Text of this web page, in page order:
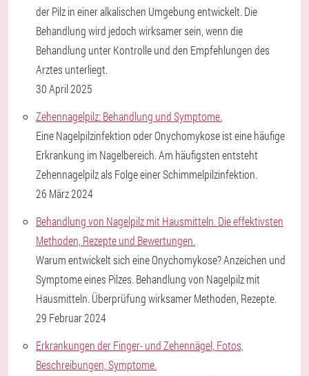
der Pilz in einer alkalischen Umgebung entwickelt. Die
Behandlung wird jedoch wirksamer sein, wenn die
Behandlung unter Kontrolle und den Empfehlungen des
Arztes unterliegt.
30 April 2025
Zehennagelpilz: Behandlung und Symptome.
Eine Nagelpilzinfektion oder Onychomykose ist eine häufige
Erkrankung im Nagelbereich. Am häufigsten entsteht
Zehennagelpilz als Folge einer Schimmelpilzinfektion.
26 März 2024
Behandlung von Nagelpilz mit Hausmitteln. Die effektivsten
Methoden, Rezepte und Bewertungen.
Warum entwickelt sich eine Onychomykose? Anzeichen und
Symptome eines Pilzes. Behandlung von Nagelpilz mit
Hausmitteln. Überprüfung wirksamer Methoden, Rezepte.
29 Februar 2024
Erkrankungen der Finger- und Zehennägel, Fotos,
Beschreibungen, Symptome.